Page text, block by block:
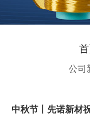
公司
中秋节丨先诺新材